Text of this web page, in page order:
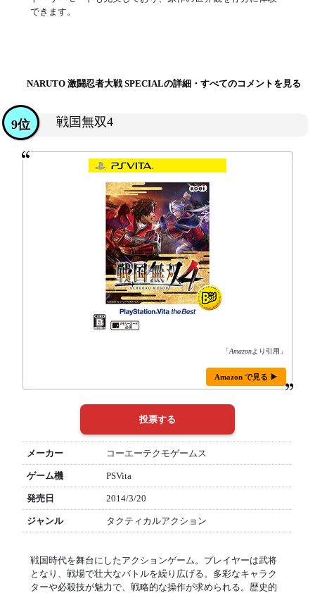
できます。
NARUTO 激闘忍者大戦 SPECIALの詳細・すべてのコメントを見る
戦国無双4
9位
「Amazonより引用」
Amazon で見る ▶
メーカー コーエーテクモゲームス
ゲーム機 PSVita
発売日 2014/3/20
ジャンル タクティカルアクション
戦国時代を舞台にしたアクションゲーム。プレイヤーは武将
となり、戦場で壮大なバトルを繰り広げる。多彩なキャラク
ターや必殺技が魅力で、戦略的な操作が求められる。歴史的